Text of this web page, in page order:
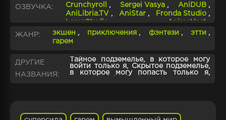
ОЗВУЧКА: Crunchyroll , Sergei Vasya , AniDUB ,
AniLibria.TV , AniStar , Fronda Studio ,
LampStudio
AnimeVost
Crunchyroll.Subtitles
ЖАНР: экшен , приключения , фэнтези , этти ,
гарем
ДРУГИЕ
НАЗВАНИЯ:
Тайное подземелье, в которое могу
войти только я, Скрытое подземелье,
в которое могу попасть только я,